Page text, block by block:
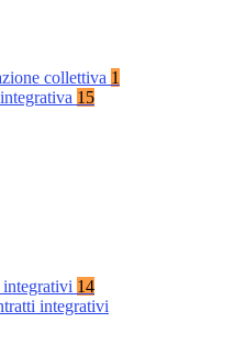
collettiva 1
15
14
integrativi